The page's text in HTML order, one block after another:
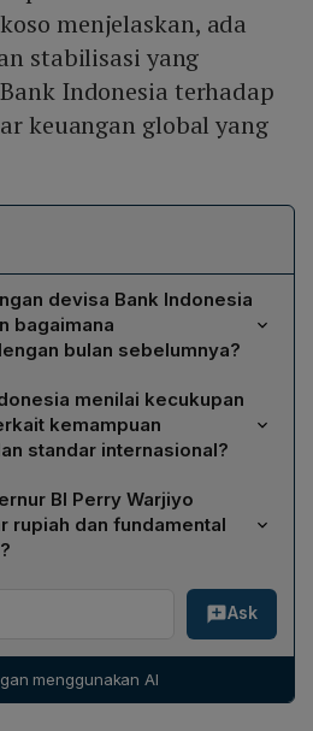
menjelaskan, ada
stabilisasi yang
Indonesia terhadap
keuangan global yang
devisa Bank Indonesia
bagaimana
bulan sebelumnya?
cadangan devisa pada April
miliar, yang merupakan
miliar dibandingkan dengan
tersebut terjadi meski
penerimaan jasa, dan
pemerintah di bulan
menilai kecukupan
kemampuan
standar internasional?
Departemen Komunikasi BI,
cadangan devisa sebesar
dengan pembiayaan 5,8 bulan
Angka tersebut berada di
internasional yang umumnya
impor, sehingga BI menilai
untuk mendukung ketahanan
BI Perry Warjiyo
rupiah dan fundamental
bahwa nilai tukar rupiah saat
dibandingkan fundamental
sebenarnya. Ia menekankan
kuartal I 2026 mencapai 5,61%,
Ask
menggunakan AI